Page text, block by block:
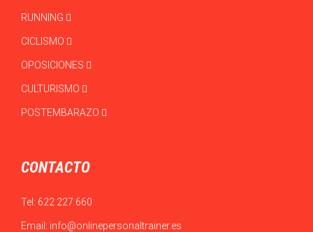
RUNNING
CICLISMO
OPOSICIONES
CULTURISMO
POSTEMBARAZO
CONTACTO
Tel: 622 227 660
Email: info@onlinepersonaltrainer.es